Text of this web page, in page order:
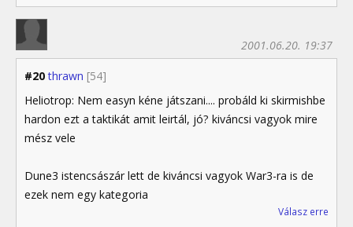
#20 thrawn [54]
2001.06.20. 19:37
Heliotrop: Nem easyn kéne játszani.... probáld ki skirmishbe
hardon ezt a taktikát amit leirtál, jó? kiváncsi vagyok mire
mész vele
Dune3 istencsászár lett de kiváncsi vagyok War3-ra is de
ezek nem egy kategoria
Válasz erre